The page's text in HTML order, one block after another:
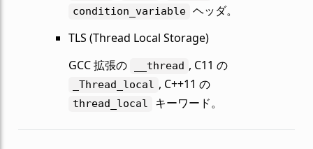
condition_variable ヘッダ。
TLS (Thread Local Storage)
GCC 拡張の
__thread , C11 の
_Thread_local , C++11 の
thread_local キーワード。